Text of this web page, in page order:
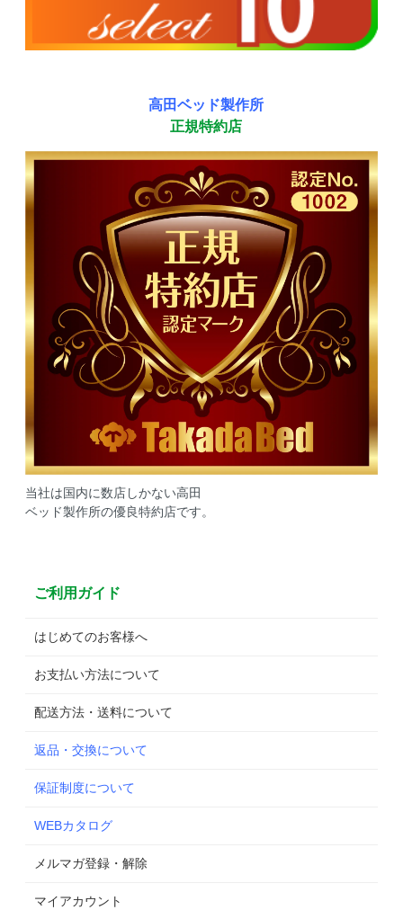
高田ベッド製作所
正規特約店
当社は国内に数店しかない高田
ベッド製作所の優良特約店です。
ご利用ガイド
はじめてのお客様へ
お支払い方法について
配送方法・送料について
返品・交換について
保証制度について
WEBカタログ
メルマガ登録・解除
マイアカウント